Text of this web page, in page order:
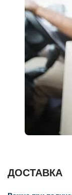
ДОСТАВКА